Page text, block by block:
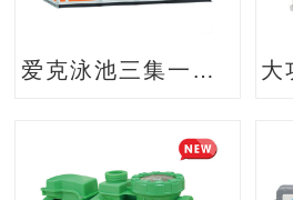
爱克泳池三集一体除湿热泵